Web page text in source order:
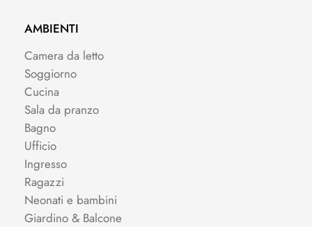
AMBIENTI
Camera da letto
Soggiorno
Cucina
Sala da pranzo
Bagno
Ufficio
Ingresso
Ragazzi
Neonati e bambini
Giardino & Balcone